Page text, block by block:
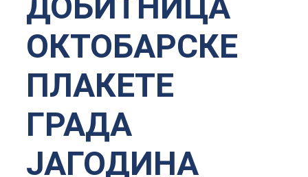
ОКТОБАРСКЕ
ПЛАКЕТЕ
ГРАДА
ЈАГОДИНА